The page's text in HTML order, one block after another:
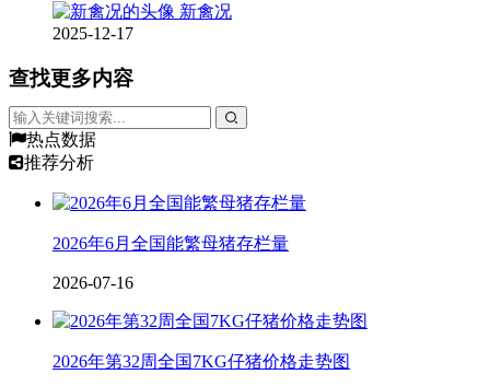
新禽况
2025-12-17
查找更多内容
热点数据
推荐分析
2026年6月全国能繁母猪存栏量
2026-07-16
2026年第32周全国7KG仔猪价格走势图